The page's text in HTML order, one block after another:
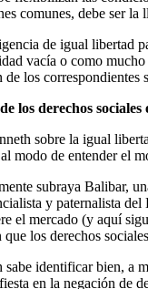
comunes, debe ser
de igual libertad
vacía o como
los
los derechos
sobre la igual
modo de entender el
subraya Balibar,
y paternalista
el mercado (y aquí
los derechos
identificar bien, a
en la negación de